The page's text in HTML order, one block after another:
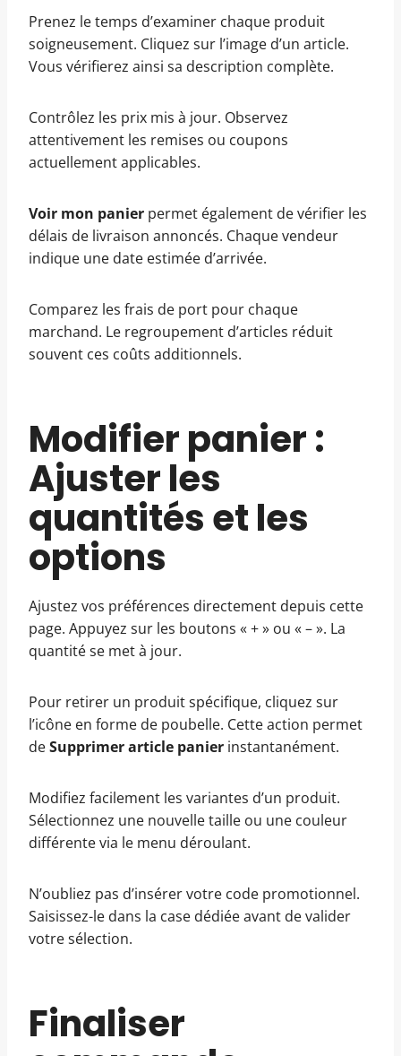
Prenez le temps d’examiner chaque produit
soigneusement. Cliquez sur l’image d’un article.
Vous vérifierez ainsi sa description complète.
Contrôlez les prix mis à jour. Observez
attentivement les remises ou coupons
actuellement applicables.
Voir mon panier permet également de vérifier les
délais de livraison annoncés. Chaque vendeur
indique une date estimée d’arrivée.
Comparez les frais de port pour chaque
marchand. Le regroupement d’articles réduit
souvent ces coûts additionnels.
Modifier panier :
Ajuster les
quantités et les
options
Ajustez vos préférences directement depuis cette
page. Appuyez sur les boutons « + » ou « – ». La
quantité se met à jour.
Pour retirer un produit spécifique, cliquez sur
l’icône en forme de poubelle. Cette action permet
deSupprimer article panier instantanément.
Modifiez facilement les variantes d’un produit.
Sélectionnez une nouvelle taille ou une couleur
différente via le menu déroulant.
N’oubliez pas d’insérer votre code promotionnel.
Saisissez-le dans la case dédiée avant de valider
votre sélection.
Finaliser